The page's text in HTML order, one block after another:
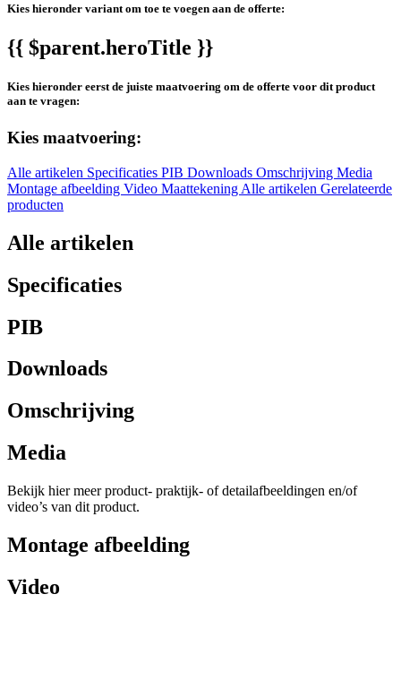
Kies hieronder variant om toe te voegen aan de offerte:
{{ $parent.heroTitle }}
Kies hieronder eerst de juiste maatvoering om de offerte voor dit product
aan te vragen:
Kies maatvoering:
Alle artikelen Specificaties PIB Downloads Omschrijving Media
Montage afbeelding Video Maattekening Alle artikelen Gerelateerde
producten
Alle artikelen
Specificaties
PIB
Downloads
Omschrijving
Media
Bekijk hier meer product- praktijk- of detailafbeeldingen en/of
video’s van dit product.
Montage afbeelding
Video